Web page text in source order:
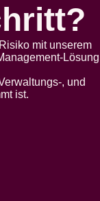
mit unserem
Lösung
, und
ist.